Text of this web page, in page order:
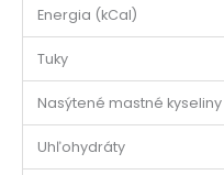
Energia (kCal)
Tuky
Nasýtené mastné kyseliny
Uhľohydráty